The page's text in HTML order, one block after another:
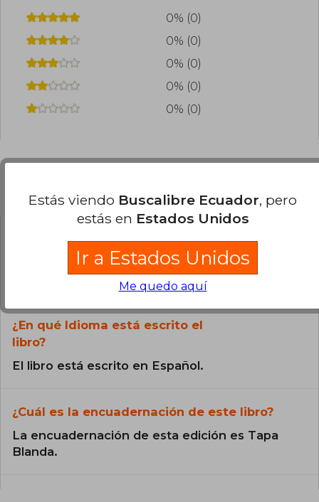
0% (0)
0% (0)
0% (0)
0% (0)
0% (0)
Preguntas frecuentes sobre el libro
¿El libro es original?
catálogo son Originales.
¿En qué Idioma está escrito el
libro?
El libro está escrito en Español.
¿Cuál es la encuadernación de este libro?
La encuadernación de esta edición es Tapa
Blanda.
Estás viendo Buscalibre Ecuador, pero
estás en Estados Unidos
Ir a Estados Unidos
Me quedo aquí